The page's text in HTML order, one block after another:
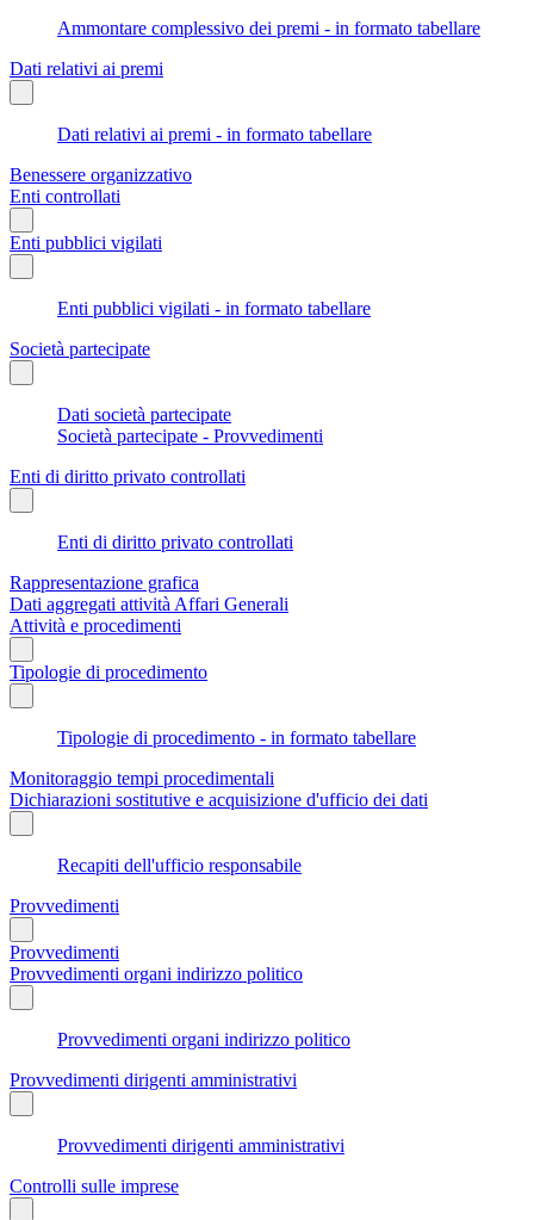
Ammontare complessivo dei premi - in formato tabellare
Dati relativi ai premi
Dati relativi ai premi - in formato tabellare
Benessere organizzativo
Enti controllati
Enti pubblici vigilati
Enti pubblici vigilati - in formato tabellare
Società partecipate
Dati società partecipate
Società partecipate - Provvedimenti
Enti di diritto privato controllati
Enti di diritto privato controllati
Rappresentazione grafica
Dati aggregati attività Affari Generali
Attività e procedimenti
Tipologie di procedimento
Tipologie di procedimento - in formato tabellare
Monitoraggio tempi procedimentali
Dichiarazioni sostitutive e acquisizione d'ufficio dei dati
Recapiti dell'ufficio responsabile
Provvedimenti
Provvedimenti
Provvedimenti organi indirizzo politico
Provvedimenti organi indirizzo politico
Provvedimenti dirigenti amministrativi
Provvedimenti dirigenti amministrativi
Controlli sulle imprese